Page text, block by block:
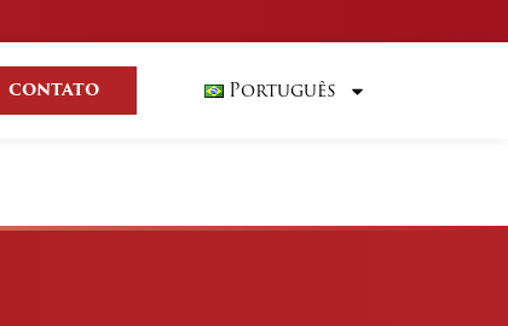
CONTATO Português